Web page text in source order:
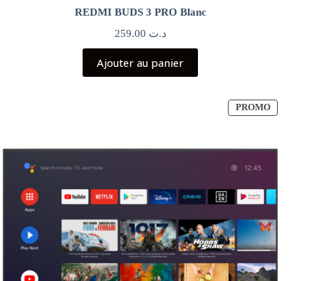
REDMI BUDS 3 PRO Blanc
259.00 د.ت
Ajouter au panier
PROMOPRODUIT
EN